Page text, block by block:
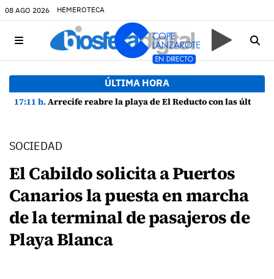
08 AGO 2026 HEMEROTECA
ÚLTIMA HORA
17:11 h.Arrecife reabre la playa de El Reducto con las últimas analíticas mostrando "una buena calidad de las aguas para el baño"
SOCIEDAD
El Cabildo solicita a Puertos
Canarios la puesta en marcha
de la terminal de pasajeros de
Playa Blanca